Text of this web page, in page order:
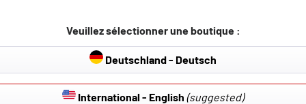
Veuillez sélectionner une boutique :
Deutschland - Deutsch
International - English (suggested)